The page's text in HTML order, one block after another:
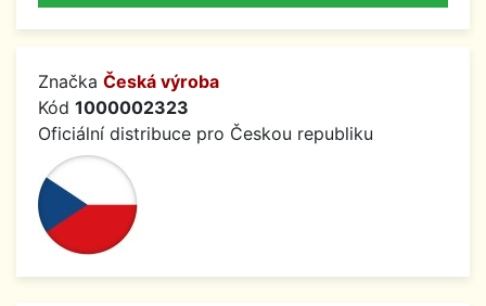
Značka Česká výroba
Kód 1000002323
Oficiální distribuce pro Českou republiku